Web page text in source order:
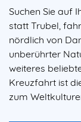
Suchen Sie auf
statt Trubel,
nördlich von
unberührter
weiteres
Kreuzfahrt ist
zum